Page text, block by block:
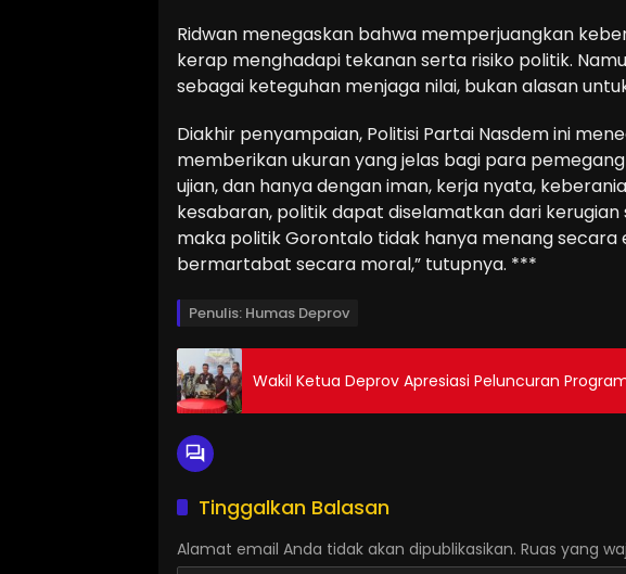
Ridwan menegaskan bahwa memperjuangkan
kerap menghadapi tekanan serta risiko politik.
sebagai keteguhan menjaga nilai, bukan alasan
Diakhir penyampaian, Politisi Partai Nasdem ini
memberikan ukuran yang jelas bagi para
ujian, dan hanya dengan iman, kerja nyata,
kesabaran, politik dapat diselamatkan dari kerugian
maka politik Gorontalo tidak hanya menang secara
bermartabat secara moral,” tutupnya. ***
Penulis: Humas Deprov
Wakil Ketua Deprov Apresiasi Peluncuran Program
Tinggalkan Balasan
Alamat email Anda tidak akan dipublikasikan. Ruas yang